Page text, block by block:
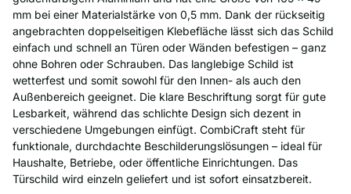
mm bei einer Materialstärke von 0,5 mm. Dank der rückseitig
angebrachten doppelseitigen Klebefläche lässt sich das Schild
einfach und schnell an Türen oder Wänden befestigen – ganz
ohne Bohren oder Schrauben. Das langlebige Schild ist
wetterfest und somit sowohl für den Innen- als auch den
Außenbereich geeignet. Die klare Beschriftung sorgt für gute
Lesbarkeit, während das schlichte Design sich dezent in
verschiedene Umgebungen einfügt. CombiCraft steht für
funktionale, durchdachte Beschilderungslösungen – ideal für
Haushalte, Betriebe, oder öffentliche Einrichtungen. Das
Türschild wird einzeln geliefert und ist sofort einsatzbereit.